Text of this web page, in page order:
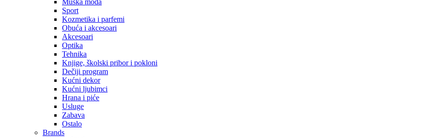
Muška moda
Sport
Kozmetika i parfemi
Obuća i akcesoari
Akcesoari
Optika
Tehnika
Knjige, školski pribor i pokloni
Dečiji program
Kućni dekor
Kućni ljubimci
Hrana i piće
Usluge
Zabava
Ostalo
Brands